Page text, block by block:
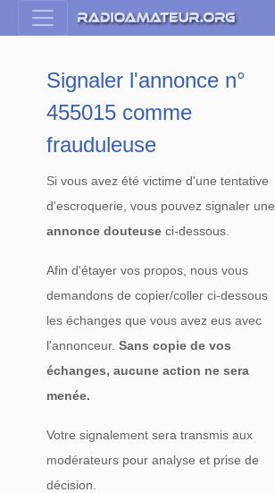
Signaler l'annonce n°
455015 comme
frauduleuse
Si vous avez été victime d'une tentative
d'escroquerie, vous pouvez signaler une
annonce douteuse ci-dessous.
Afin d'étayer vos propos, nous vous
demandons de copier/coller ci-dessous
les échanges que vous avez eus avec
l'annonceur.Sans copie de vos
échanges, aucune action ne sera
menée.
Votre signalement sera transmis aux
modérateurs pour analyse et prise de
décision.